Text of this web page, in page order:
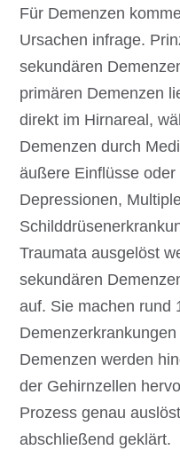
Für Demenzen
Ursachen infrage.
sekundären
primären Demenzen
direkt im Hirnareal,
Demenzen durch
äußere Einflüsse
Depressionen,
Traumata ausgelöst
sekundären
auf. Sie machen rund
Demenzen werden
der Gehirnzellen
Prozess genau
abschließend geklärt.